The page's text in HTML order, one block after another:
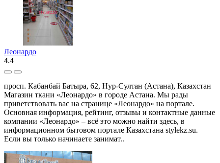
Леонардо
4.4
просп. Кабанбай Батыра, 62, Нур-Султан (Астана), Казахстан
Магазин ткани «Леонардо» в городе Астана. Мы рады
приветствовать вас на странице «Леонардо» на портале.
Основная информация, рейтинг, отзывы и контактные данные
компании «Леонардо» – всё это можно найти здесь, в
информационном бытовом портале Казахстана stylekz.su.
Если вы только начинаете занимат..